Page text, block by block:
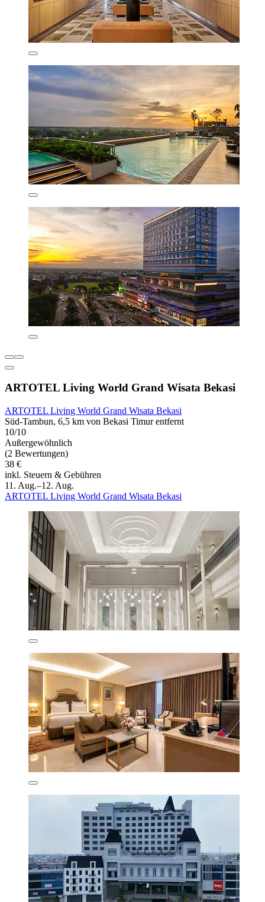
ARTOTEL Living World Grand Wisata Bekasi
ARTOTEL Living World Grand Wisata Bekasi
Süd-Tambun, 6,5 km von Bekasi Timur entfernt
10/10
Außergewöhnlich
(2 Bewertungen)
38 €
inkl. Steuern & Gebühren
11. Aug.–12. Aug.
ARTOTEL Living World Grand Wisata Bekasi